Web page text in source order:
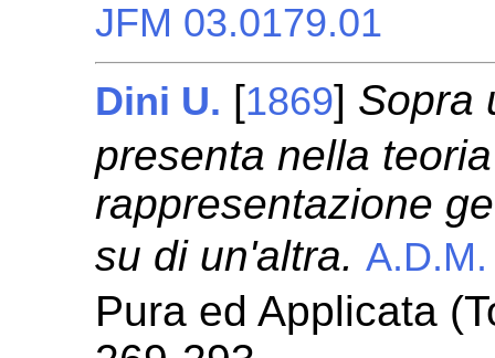
JFM 03.0179.01
Dini U. [1869] Sopra
presenta nella
rappresentazione
su di un'altra. A.D.M.
Pura ed Applicata